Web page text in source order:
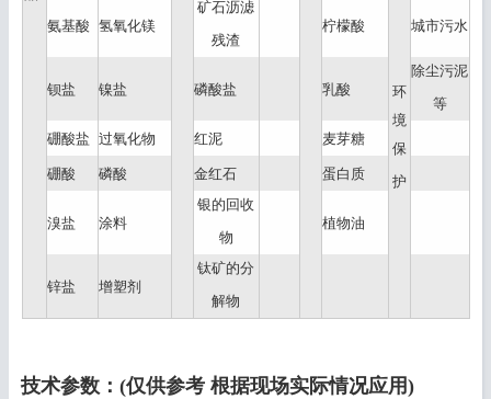
环
境
保
护
氨基酸 氢氧化镁
矿石沥滤
残渣
柠檬酸 城市污水
钡盐 镍盐 磷酸盐 乳酸
除尘污泥
等
硼酸盐 过氧化物 红泥 麦芽糖
硼酸 磷酸 金红石 蛋白质
溴盐 涂料
银的回收
物
植物油
锌盐 增塑剂
钛矿的分
解物
技术参数：(仅供参考 根据现场实际情况应用)